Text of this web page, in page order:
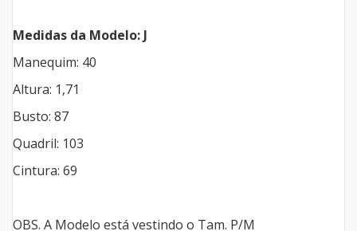
Medidas da Modelo: J
Manequim: 40
Altura: 1,71
Busto: 87
Quadril: 103
Cintura: 69
OBS. A Modelo está vestindo o Tam. P/M